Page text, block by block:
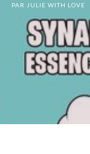
PAR JULIE WITH LOVE